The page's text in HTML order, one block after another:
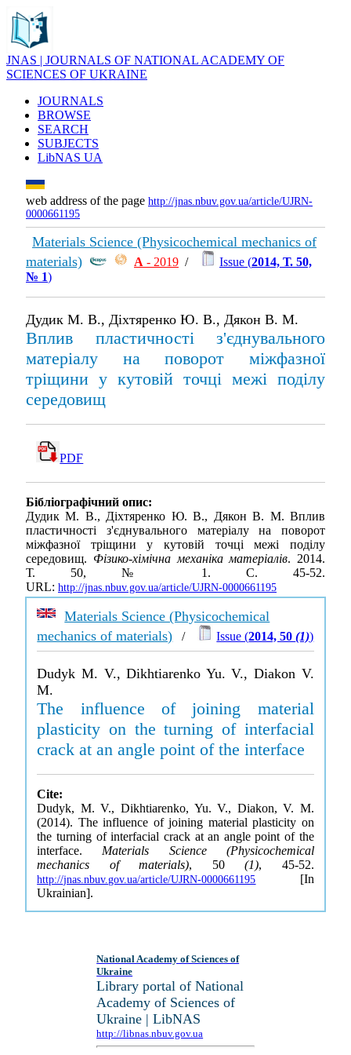
JNAS | JOURNALS OF NATIONAL ACADEMY OF
SCIENCES OF UKRAINE
JOURNALS
BROWSE
SEARCH
SUBJECTS
LibNAS UA
web address of the page http://jnas.nbuv.gov.ua/article/UJRN-
0000661195
Materials Science (Physicochemical mechanics of
materials)
А - 2019 / Issue (2014, Т. 50,
№ 1)
Дудик М. В., Діхтяренко Ю. В., Дякон В. М.
Вплив пластичності з'єднувального
матеріалу на поворот міжфазної
тріщини у кутовій точці межі поділу
середовищ
PDF
Бібліографічний опис:
Дудик М. В., Діхтяренко Ю. В., Дякон В. М. Вплив
пластичності з'єднувального матеріалу на поворот
міжфазної тріщини у кутовій точці межі поділу
середовищ. Фізико-хімічна механіка матеріалів. 2014.
Т. 50, № 1. С. 45-52.
URL: http://jnas.nbuv.gov.ua/article/UJRN-0000661195
Materials Science (Physicochemical
mechanics of materials) / Issue (2014, 50(1))
Dudyk M. V., Dikhtiarenko Yu. V., Diakon V.
M.
The influence of joining material
plasticity on the turning of interfacial
crack at an angle point of the interface
Cite:
Dudyk, M. V., Dikhtiarenko, Yu. V., Diakon, V. M.
(2014). The influence of joining material plasticity on
the turning of interfacial crack at an angle point of the
interface. Materials Science (Physicochemical
mechanics of materials), 50(1), 45-52.
http://jnas.nbuv.gov.ua/article/UJRN-0000661195 [In
Ukrainian].
National Academy of Sciences of
Ukraine
Library portal of National
Academy of Sciences of
Ukraine | LibNAS
http://libnas.nbuv.gov.ua